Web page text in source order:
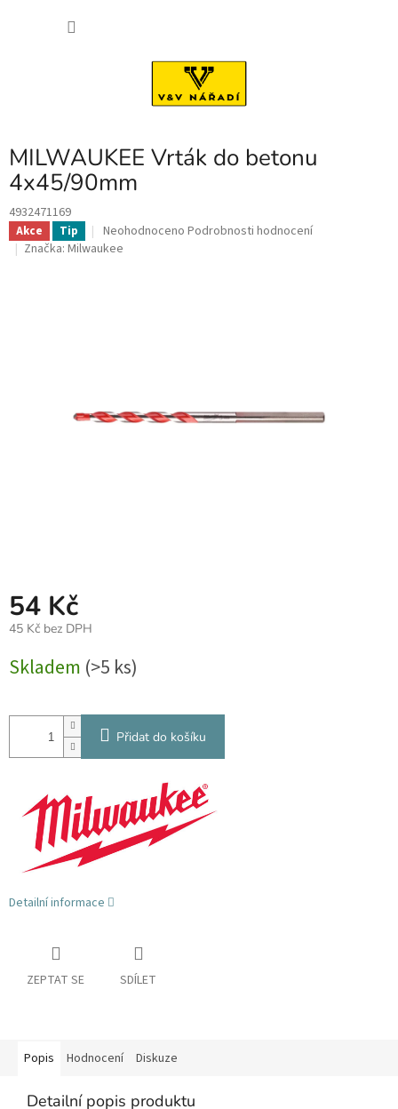
MILWAUKEE Vrták do betonu
4x45/90mm
4932471169
Akce Tip
Průměrné
hodnocení
Neohodnoceno Podrobnosti hodnocení
Značka: Milwaukee
54 Kč
45 Kč bez DPH
cena:
Skladem (>5 ks)
Přidat do košíku
Detailní informace
ZEPTAT SE SDÍLET
Popis Hodnocení Diskuze
Detailní popis produktu